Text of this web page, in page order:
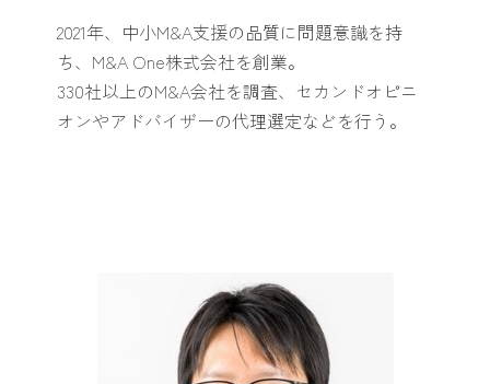
2021年、中小M&A支援の品質に問題意識を持
ち、M&A One株式会社を創業。
330社以上のM&A会社を調査、セカンドオピニ
オンやアドバイザーの代理選定などを行う。